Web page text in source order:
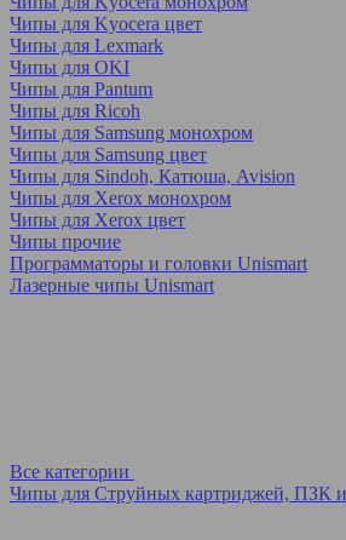
Чипы для Kyocera цвет
Чипы для Lexmark
Чипы для OKI
Чипы для Pantum
Чипы для Ricoh
Чипы для Samsung монохром
Чипы для Samsung цвет
Чипы для Sindoh, Катюша, Avision
Чипы для Xerox монохром
Чипы для Xerox цвет
Чипы прочие
Программаторы и головки Unismart
Лазерные чипы Unismart
Все категории
Чипы для Струйных картриджей, ПЗК